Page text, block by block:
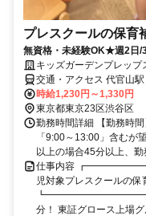
プレスクールの保育
無資格・未経験OK★週2日
キッズガーデンプレップ
交通・アクセス 代官山
時給1,230円～1,330円
東京都東京23区渋谷区
勤務時間詳細 【勤務時
「9:00～13:00」含むが
以上の場合45分以上、
仕事内容
児対象プレスクールの
分！ 東証グロース上場